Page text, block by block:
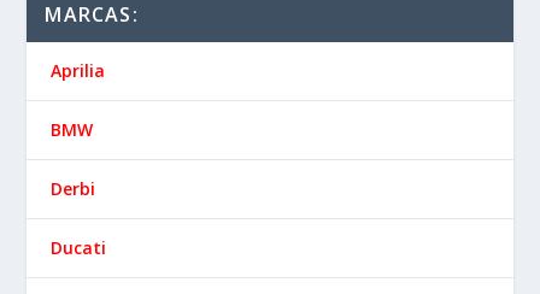
MARCAS:
Aprilia
BMW
Derbi
Ducati